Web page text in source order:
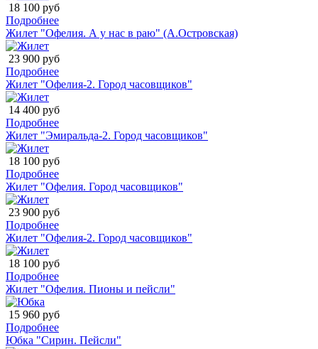
18 100 руб
Подробнее
Жилет "Офелия. А у нас в раю" (А.Островская)
23 900 руб
Подробнее
Жилет "Офелия-2. Город часовщиков"
14 400 руб
Подробнее
Жилет "Эмиральда-2. Город часовщиков"
18 100 руб
Подробнее
Жилет "Офелия. Город часовщиков"
23 900 руб
Подробнее
Жилет "Офелия-2. Город часовщиков"
18 100 руб
Подробнее
Жилет "Офелия. Пионы и пейсли"
15 960 руб
Подробнее
Юбка "Сирин. Пейсли"